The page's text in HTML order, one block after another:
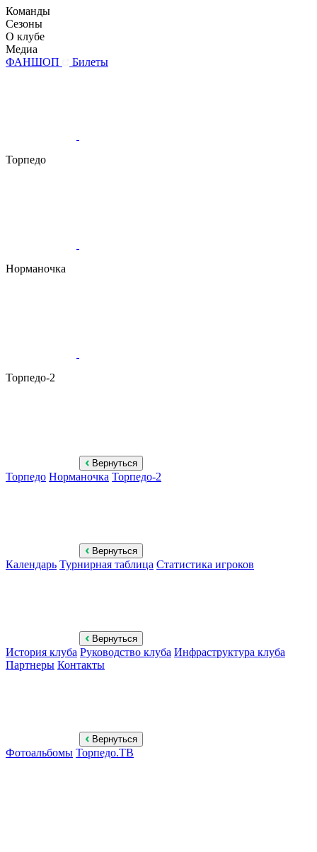
Команды
Сезоны
О клубе
Медиа
ФАНШОП
Билеты
Торпедо
Норманочка
Торпедо-2
Вернуться
Торпедо Норманочка Торпедо-2
Вернуться
Календарь Турнирная таблица Статистика игроков
Вернуться
История клуба Руководство клуба Инфраструктура клуба
Партнеры Контакты
Вернуться
Фотоальбомы Торпедо.ТВ